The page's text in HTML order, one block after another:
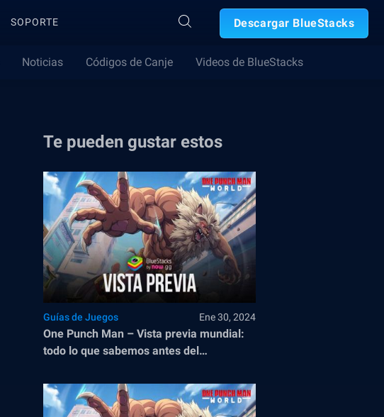
SOPORTE Descargar BlueStacks
Noticias Códigos de Canje Videos de BlueStacks
Te pueden gustar estos
Guías de Juegos Ene 30, 2024
One Punch Man – Vista previa mundial:
todo lo que sabemos antes del